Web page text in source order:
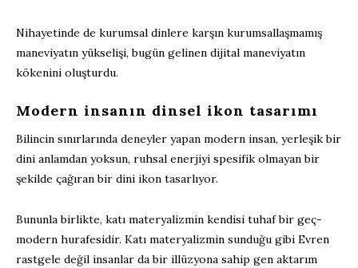
Nihayetinde de kurumsal dinlere karşın kurumsallaşmamış
maneviyatın yükselişi, bugün gelinen dijital maneviyatın
kökenini oluşturdu.
Modern insanın dinsel ikon tasarımı
Bilincin sınırlarında deneyler yapan modern insan, yerleşik bir
dini anlamdan yoksun, ruhsal enerjiyi spesifik olmayan bir
şekilde çağıran bir dini ikon tasarlıyor.
Bununla birlikte, katı materyalizmin kendisi tuhaf bir geç-
modern hurafesidir. Katı materyalizmin sunduğu gibi Evren
rastgele değil insanlar da bir illüzyona sahip gen aktarım